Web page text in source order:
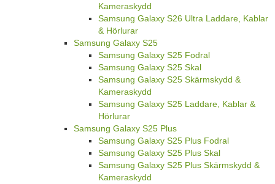
Kameraskydd
Samsung Galaxy S26 Ultra Laddare, Kablar
& Hörlurar
Samsung Galaxy S25
Samsung Galaxy S25 Fodral
Samsung Galaxy S25 Skal
Samsung Galaxy S25 Skärmskydd &
Kameraskydd
Samsung Galaxy S25 Laddare, Kablar &
Hörlurar
Samsung Galaxy S25 Plus
Samsung Galaxy S25 Plus Fodral
Samsung Galaxy S25 Plus Skal
Samsung Galaxy S25 Plus Skärmskydd &
Kameraskydd